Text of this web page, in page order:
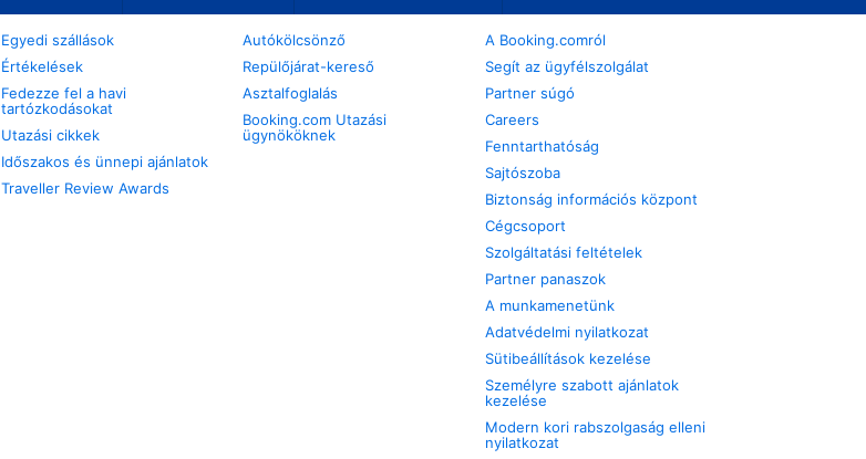
Egyedi szállások
Értékelések
Fedezze fel a havi
tartózkodásokat
Utazási cikkek
Időszakos és ünnepi ajánlatok
Traveller Review Awards
Autókölcsönző
Repülőjárat-kereső
Asztalfoglalás
Booking.com Utazási
ügynököknek
A Booking.comról
Segít az ügyfélszolgálat
Partner súgó
Careers
Fenntarthatóság
Sajtószoba
Biztonság információs központ
Cégcsoport
Szolgáltatási feltételek
Partner panaszok
A munkamenetünk
Adatvédelmi nyilatkozat
Sütibeállítások kezelése
Személyre szabott ajánlatok
kezelése
Modern kori rabszolgaság elleni
nyilatkozat